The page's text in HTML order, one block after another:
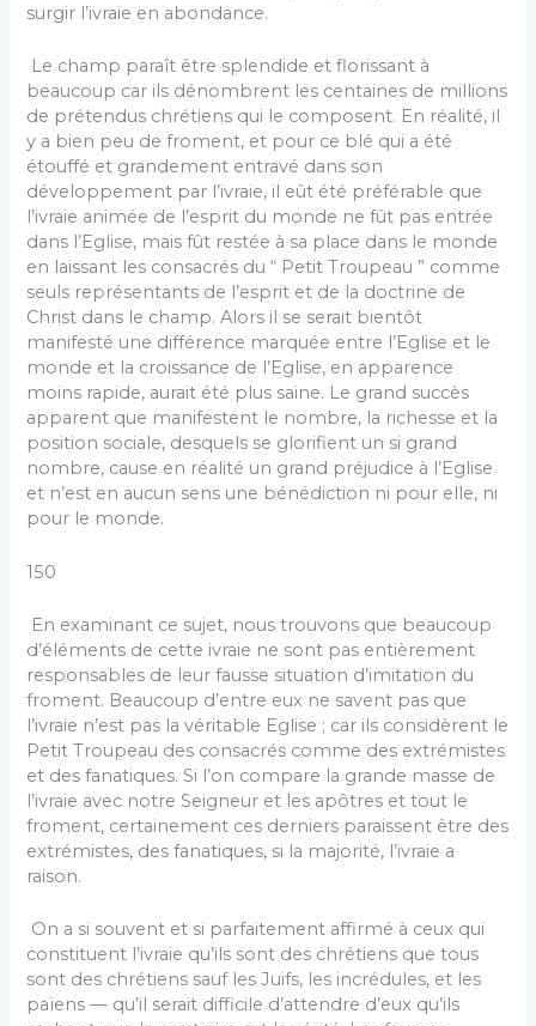
surgir l’ivraie en abondance.
Le champ paraît être splendide et florissant à
beaucoup car ils dénombrent les centaines de millions
de prétendus chrétiens qui le composent. En réalité, il
y a bien peu de froment, et pour ce blé qui a été
étouffé et grandement entravé dans son
développement par l’ivraie, il eût été préférable que
l’ivraie animée de l’esprit du monde ne fût pas entrée
dans l’Eglise, mais fût restée à sa place dans le monde
en laissant les consacrés du “ Petit Troupeau ” comme
seuls représentants de l’esprit et de la doctrine de
Christ dans le champ. Alors il se serait bientôt
manifesté une différence marquée entre l’Eglise et le
monde et la croissance de l’Eglise, en apparence
moins rapide, aurait été plus saine. Le grand succès
apparent que manifestent le nombre, la richesse et la
position sociale, desquels se glorifient un si grand
nombre, cause en réalité un grand préjudice à l’Eglise
et n’est en aucun sens une bénédiction ni pour elle, ni
pour le monde.
150
En examinant ce sujet, nous trouvons que beaucoup
d’éléments de cette ivraie ne sont pas entièrement
responsables de leur fausse situation d’imitation du
froment. Beaucoup d’entre eux ne savent pas que
l’ivraie n’est pas la véritable Eglise ; car ils considèrent le
Petit Troupeau des consacrés comme des extrémistes
et des fanatiques. Si l’on compare la grande masse de
l’ivraie avec notre Seigneur et les apôtres et tout le
froment, certainement ces derniers paraissent être des
extrémistes, des fanatiques, si la majorité, l’ivraie a
raison.
On a si souvent et si parfaitement affirmé à ceux qui
constituent l’ivraie qu’ils sont des chrétiens que tous
sont des chrétiens sauf les Juifs, les incrédules, et les
païens — qu’il serait difficile d’attendre d’eux qu’ils